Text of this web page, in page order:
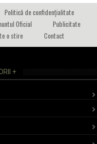
Politică de confidențialitate
Oficial
Publicitate
o stire Contact
+